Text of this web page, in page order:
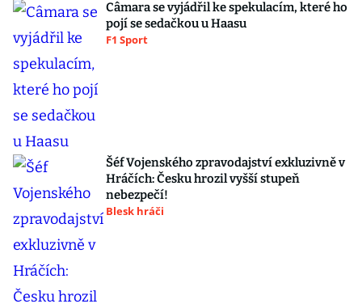
Câmara se vyjádřil ke spekulacím, které ho
pojí se sedačkou u Haasu
F1 Sport
Šéf Vojenského zpravodajství exkluzivně v
Hráčích: Česku hrozil vyšší stupeň
nebezpečí!
Blesk hráči